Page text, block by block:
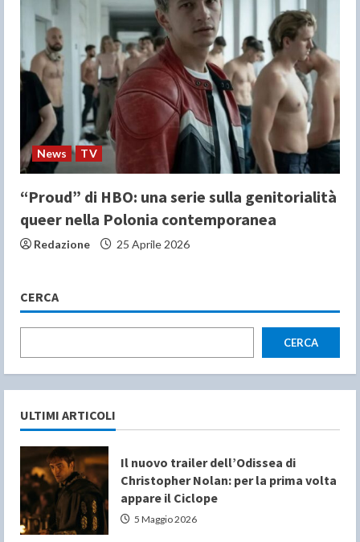
News TV
“Proud” di HBO: una serie sulla genitorialità
queer nella Polonia contemporanea
Redazione 25 Aprile 2026
CERCA
CERCA
ULTIMI ARTICOLI
Il nuovo trailer dell’Odissea di
Christopher Nolan: per la prima volta
appare il Ciclope
5 Maggio 2026